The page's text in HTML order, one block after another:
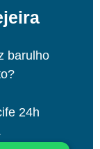
barulho
24h